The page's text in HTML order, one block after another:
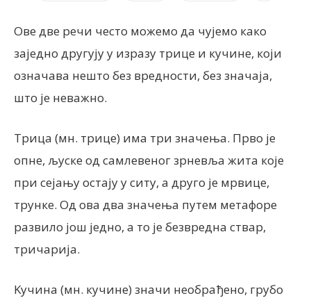
Ове две речи често можемо да чујемо како
заједно другују у изразу трице и кучине, који
означава нешто без вредности, без значаја,
што је неважно.
Трица (мн. трице) има три значења. Прво је
опне, љуске од самлевеног зрневља жита које
при сејању остају у ситу, а друго је мрвице,
трунке. Од ова два значења путем метафоре
развило још једно, а то је безвредна ствар,
тричарија.
Kучина (мн. кучине) значи необрађено, грубо